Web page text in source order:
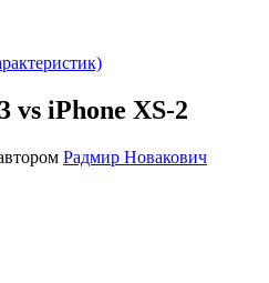
vs iPhone XS-2
Радмир Новакович